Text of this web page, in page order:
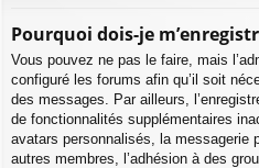
Pourquoi dois-je
Vous pouvez ne pas le faire, mais
configuré les forums afin qu’il soit
des messages. Par ailleurs,
de fonctionnalités supplémentaires
avatars personnalisés, la messagerie
autres membres, l’adhésion à des